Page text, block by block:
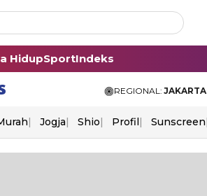
HidupSportIndeks
REGIONAL: JAKARTA
Jogja Shio Profil Sunscreen